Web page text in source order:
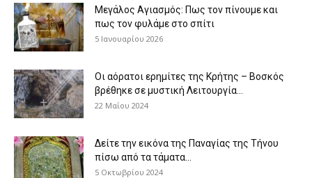
Μεγάλος Αγιασμός: Πως τον πίνουμε και
πως τον φυλάμε στο σπίτι
5 Ιανουαρίου 2026
Οι αόρατοι ερημίτες της Κρήτης – Βοσκός
βρέθηκε σε μυστική Λειτουργία...
22 Μαΐου 2024
Δείτε την εικόνα της Παναγίας της Τήνου
πίσω από τα τάματα...
5 Οκτωβρίου 2024